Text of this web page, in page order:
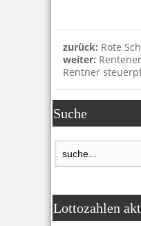
zurück: Rote
weiter:
Rentner
Suche
Lottozahlen